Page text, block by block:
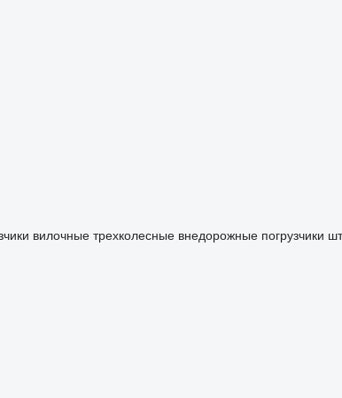
вилочные трехколесные внедорожные погрузчики